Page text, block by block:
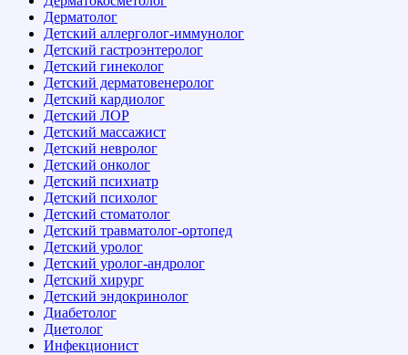
Дерматолог
Детский аллерголог-иммунолог
Детский гастроэнтеролог
Детский гинеколог
Детский дерматовенеролог
Детский кардиолог
Детский ЛОР
Детский массажист
Детский невролог
Детский онколог
Детский психиатр
Детский психолог
Детский стоматолог
Детский травматолог-ортопед
Детский уролог
Детский уролог-андролог
Детский хирург
Детский эндокринолог
Диабетолог
Диетолог
Инфекционист